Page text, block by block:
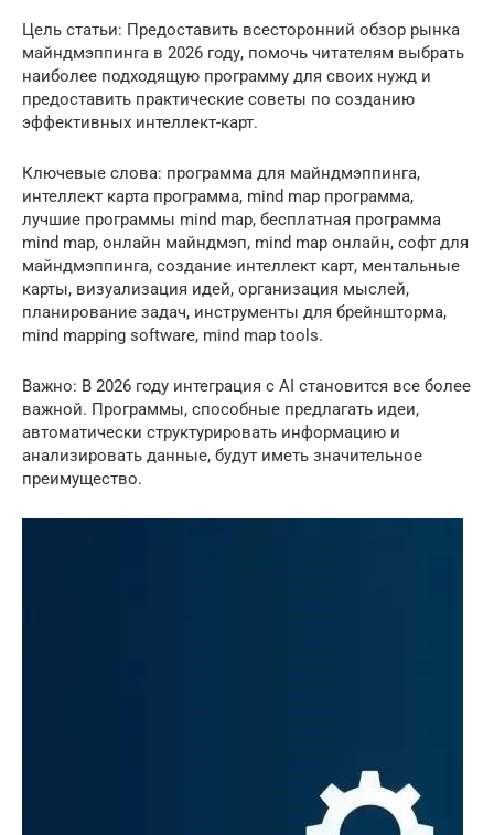
Цель статьи: Предоставить всесторонний обзор рынка
майндмэппинга в 2026 году, помочь читателям выбрать
наиболее подходящую программу для своих нужд и
предоставить практические советы по созданию
эффективных интеллект-карт.
Ключевые слова: программа для майндмэппинга,
интеллект карта программа, mind map программа,
лучшие программы mind map, бесплатная программа
mind map, онлайн майндмэп, mind map онлайн, софт для
майндмэппинга, создание интеллект карт, ментальные
карты, визуализация идей, организация мыслей,
планирование задач, инструменты для брейншторма,
mind mapping software, mind map tools.
Важно: В 2026 году интеграция с AI становится все более
важной. Программы, способные предлагать идеи,
автоматически структурировать информацию и
анализировать данные, будут иметь значительное
преимущество.